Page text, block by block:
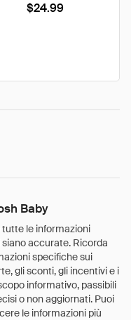
$24.99
Baby
le informazioni
accurate. Ricorda
specifiche sui
gli sconti, gli incentivi e i
informativo, passibili
o non aggiornati. Puoi
le informazioni più